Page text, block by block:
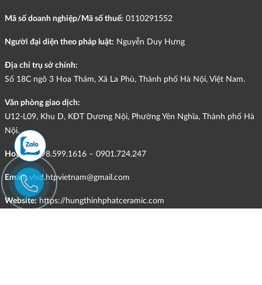
Mã số doanh nghiệp/Mã số thuế: 0110291552
Người đại diện theo pháp luật: Nguyễn Duy Hưng
Địa chỉ trụ sở chính:
Số 18C ngõ 3 Hoa Thám, Xã La Phù, Thành phố Hà Nội, Việt Nam.
Văn phòng giao dịch:
U12-L09, Khu D, KĐT Dương Nội, Phường Yên Nghĩa, Thành phố Hà
Nội.
Hotline:098.599.1616 – 0901.724.247
Email: vlxd.htpvietnam@gmail.com
Website: https://hungthinhphatceramic.com